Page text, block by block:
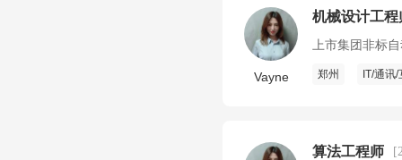
Vayne
机械设计工程
上市集团非标
郑州 IT/通讯
算法工程师